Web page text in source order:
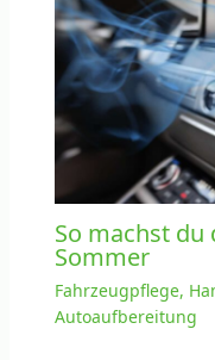
So machst
Sommer
Fahrzeugpflege,
Autoaufbereitung